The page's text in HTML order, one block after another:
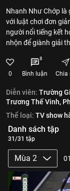
Nhanh Như Chớp là
với luật chơi đơn
người nổi tiếng kết
nhộn để giành giải
0
8
Bình luận Chia
Diễn viên: Trường
Trương Thế Vinh,
Thể loại: TV show
Danh sách tập
31/31 tập
Mùa 2